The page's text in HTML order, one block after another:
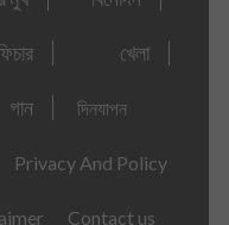
খেলা
গান দিনযাপন
Privacy And Policy
Contact us